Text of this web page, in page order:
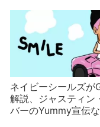
ネイビーシールズが
解説、ジャスティン
バーのYummy宣伝